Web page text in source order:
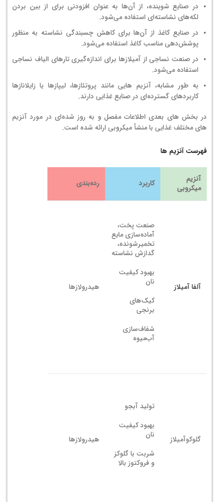
در صنایع شوینده، از آن‌ها به عنوان افزودنی برای از بین بردن
لکه‌های نشاسته‌ای استفاده می‌شود.
در صنایع کاغذ از آن‌ها برای کاهش چسبندگی نشاسته به منظور
پوشش‌دهی مناسب کاغذ استفاده می‌شود.
در صنعت نساجی از آمیلازها برای اندازه‌گیری تارهای الیاف نساجی
استفاده می‌شود.
به طور مشابه، آنزیم هایی مانند پروتئازها، لیپازها یا زایلانازها
کاربردهای گسترده‌ای در صنایع غذایی دارند.
در بخش های بعدی اطلاعات مفصل و به روز شده‌ای در مورد آنزیم
های مختلف غذایی با منشأ میکروبی ارائه شده است.
فهرست آنزیم ها
آنزیم
میکروبی
کاربرد رده‌بندی
آلفا آمیلاز
صنعت پخت،
آماده‌سازی مایع
تخمیرشونده،
گدازش نشاسته
بهبود کیفیت
نان
کیک‌های
برنجی
شفاف‌سازی
آب‌میوه
هیدرولازها
گلوکوآمیلاز
تولید آبجو
بهبود کیفیت
نان
شربت با گلوکز
و فروکتوز بالا
هیدرولازها